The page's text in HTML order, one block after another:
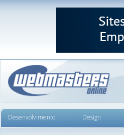
Desenvolvimento Design